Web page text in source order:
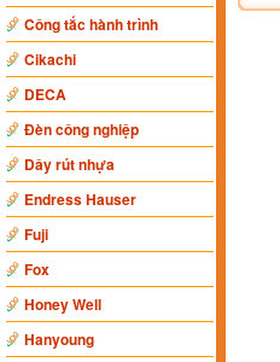
Công tắc hành trình
Cikachi
DECA
Đèn công nghiệp
Dây rút nhựa
Endress Hauser
Fuji
Fox
Honey Well
Hanyoung